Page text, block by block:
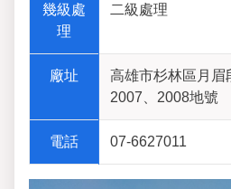
幾級處
理
二級處理
廠址
高雄市杉林區月眉
2007、2008地號
電話 07-6627011